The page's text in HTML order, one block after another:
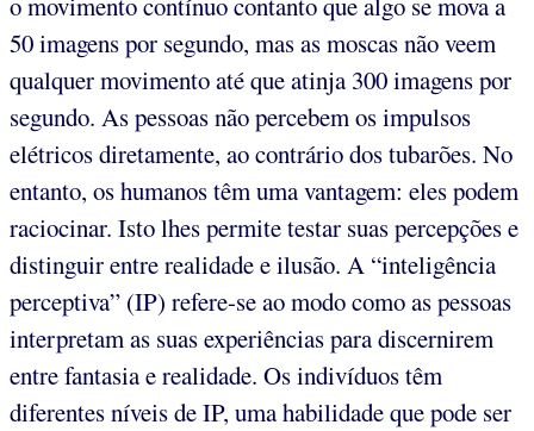
50 imagens por segundo, mas as moscas não veem
qualquer movimento até que atinja 300 imagens por
segundo. As pessoas não percebem os impulsos
elétricos diretamente, ao contrário dos tubarões. No
entanto, os humanos têm uma vantagem: eles podem
raciocinar. Isto lhes permite testar suas percepções e
distinguir entre realidade e ilusão. A “inteligência
perceptiva” (IP) refere-se ao modo como as pessoas
interpretam as suas experiências para discernirem
entre fantasia e realidade. Os indivíduos têm
diferentes níveis de IP, uma habilidade que pode ser